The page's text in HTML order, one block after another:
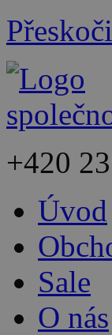
+420
Úvod
Sale
O nás